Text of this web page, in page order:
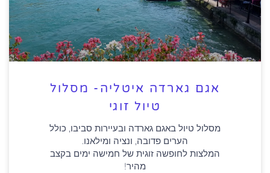
אגם גארדה איטליה- מסלול
טיול זוגי
מסלול טיול באגם גארדה ובעיירות סביבו, כולל
הערים פדובה, ונציה ומילאנו.
המלצות לחופשה זוגית של חמישה ימים בקצב
מהיר!